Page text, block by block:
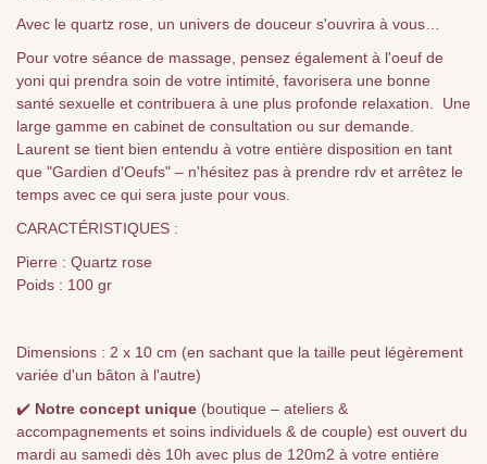
Avec le quartz rose, un univers de douceur s'ouvrira à vous…
Pour votre séance de massage, pensez également à l'oeuf de
yoni qui prendra soin de votre intimité, favorisera une bonne
santé sexuelle et contribuera à une plus profonde relaxation. Une
large gamme en cabinet de consultation ou sur demande.
Laurent se tient bien entendu à votre entière disposition en tant
que "Gardien d'Oeufs" – n'hésitez pas à prendre rdv et arrêtez le
temps avec ce qui sera juste pour vous.
CARACTÉRISTIQUES :
Pierre : Quartz rose
Poids : 100 gr
Dimensions : 2 x 10 cm (en sachant que la taille peut légèrement
variée d'un bâton à l'autre)
✔️ Notre concept unique (boutique – ateliers &
accompagnements et soins individuels & de couple) est ouvert du
mardi au samedi dès 10h avec plus de 120m2 à votre entière